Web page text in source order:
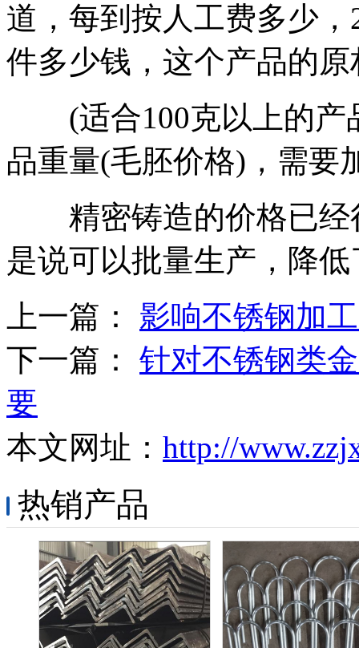
道，每到按人工费多少
件多少钱，这个产品的
(适合100克以上的产
品重量(毛胚价格)，需要
精密铸造的价格已经
是说可以批量生产，降
上一篇： 影响不锈钢加
下一篇： 针对不锈钢类
要
本文网址： http://
热销产品